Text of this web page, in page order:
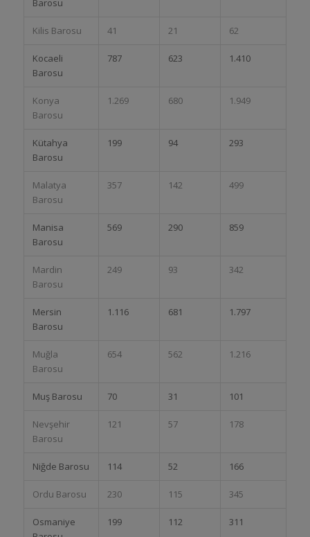
Barosu
Kilis Barosu 41 21 62
Kocaeli
Barosu
787 623 1.410
Konya
Barosu
1.269 680 1.949
Kütahya
Barosu
199 94 293
Malatya
Barosu
357 142 499
Manisa
Barosu
569 290 859
Mardin
Barosu
249 93 342
Mersin
Barosu
1.116 681 1.797
Muğla
Barosu
654 562 1.216
Muş Barosu 70 31 101
Nevşehir
Barosu
121 57 178
Niğde Barosu 114 52 166
Ordu Barosu 230 115 345
Osmaniye
199 112 311